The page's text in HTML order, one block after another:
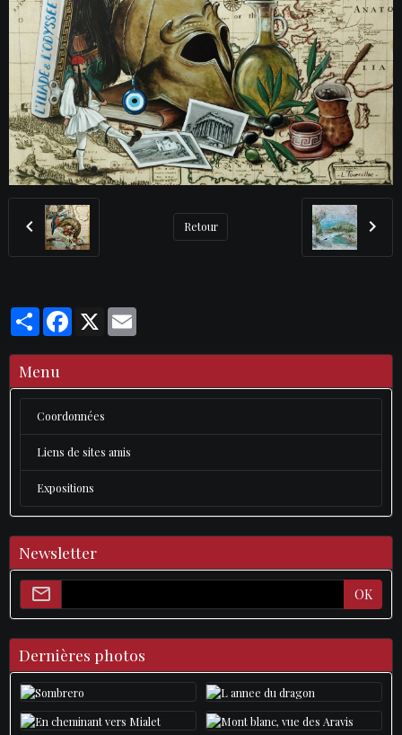
Retour
PartagerFacebook
X
Menu
Coordonnées
Liens de sites amis
Expositions
Newsletter
OK
Dernières photos